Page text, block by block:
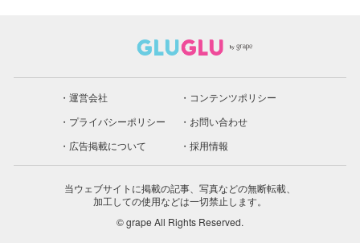
運営会社
コンテンツポリシー
プライバシーポリシー
お問い合わせ
広告掲載について
採用情報
当ウェブサイトに掲載の記事、写真などの無断転載、
加工しての使用などは一切禁止します。
© grape All Rights Reserved.